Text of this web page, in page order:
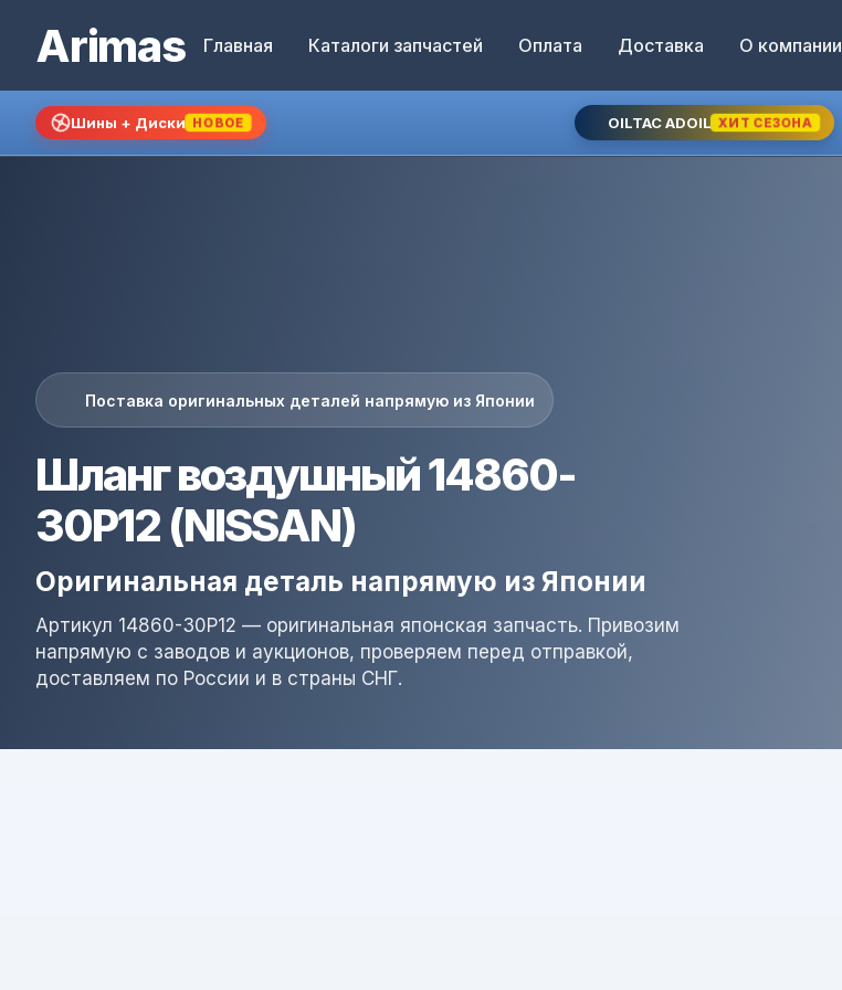
Arimas Главная Каталоги запчастей Оплата Доставка О компании
Шины + Диски НОВОЕ OILTAC ADOIL ХИТ СЕЗОНА
Поставка оригинальных деталей напрямую из Японии
Шланг воздушный 14860-
30P12 (NISSAN)
Оригинальная деталь напрямую из Японии
Артикул 14860-30P12 — оригинальная японская запчасть. Привозим
напрямую с заводов и аукционов, проверяем перед отправкой,
доставляем по России и в страны СНГ.